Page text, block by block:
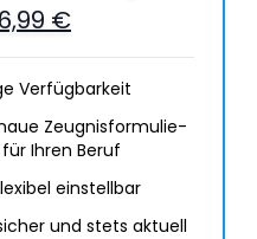
€
Verfügbarkeit
Zeugnis­formulie­
Ihren Beruf
einstellbar
und stets aktuell